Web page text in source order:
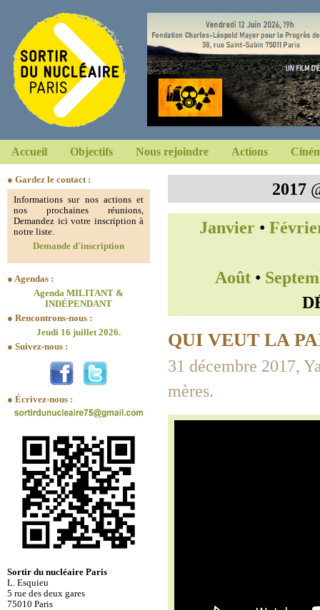
Accueil Objectifs Nous rejoindre Actions
● Gardez le contact :
Informations sur nos actions et
nos prochaines réunions,
Demandez ici votre inscription à
notre liste.
Demande d'inscription
● Agendas :
Agenda MILITANT &
INDÉPENDANT
● Rencontrons-nous :
Jeudi 16 juillet 2026.
● Suivez-nous :
● Écrivez-nous :
Sortir du nucléaire Paris
L. Esquieu
5 rue des deux gares
75010 Paris
2017
Janvier •
Août•
QUI VEUT LA
31 décembre 2017,
mères.